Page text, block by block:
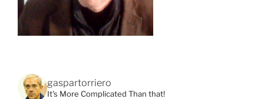
gaspartorriero
It's More Complicated Than that!